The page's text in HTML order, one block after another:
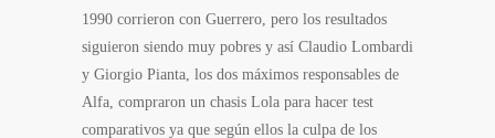
1990 corrieron con Guerrero, pero los resultados
siguieron siendo muy pobres y así Claudio Lombardi
y Giorgio Pianta, los dos máximos responsables de
Alfa, compraron un chasis Lola para hacer test
comparativos ya que según ellos la culpa de los